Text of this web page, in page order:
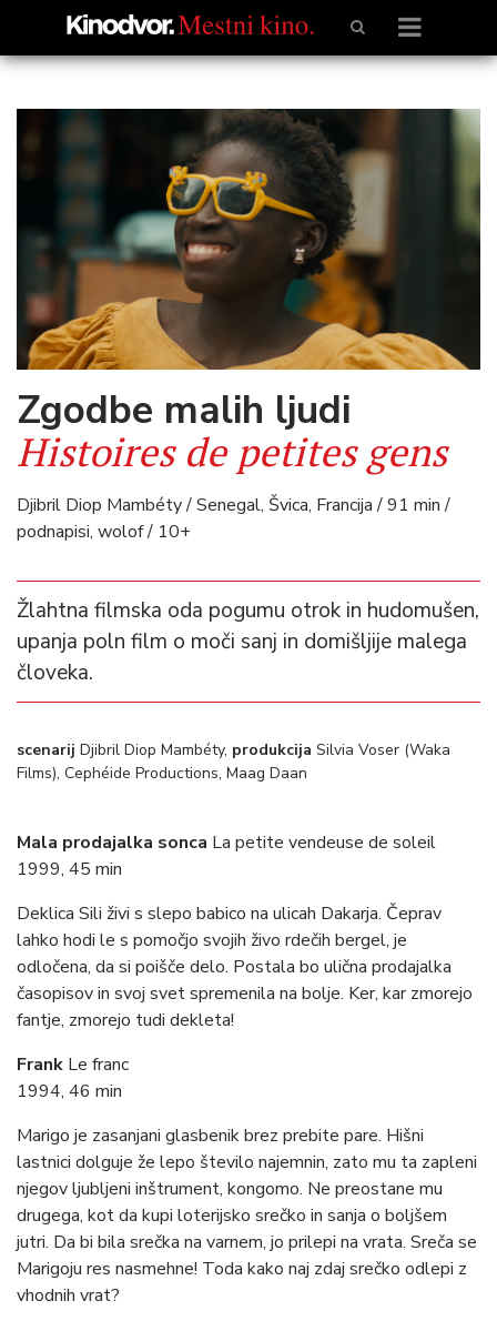
Zgodbe malih ljudi
Histoires de petites gens
Djibril Diop Mambéty / Senegal, Švica, Francija / 91 min /
podnapisi, wolof / 10+
Žlahtna filmska oda pogumu otrok in hudomušen,
upanja poln film o moči sanj in domišljije malega
človeka.
scenarij Djibril Diop Mambéty, produkcija Silvia Voser (Waka
Films), Cephéide Productions, Maag Daan
Mala prodajalka sonca La petite vendeuse de soleil
1999, 45 min
Deklica Sili živi s slepo babico na ulicah Dakarja. Čeprav
lahko hodi le s pomočjo svojih živo rdečih bergel, je
odločena, da si poišče delo. Postala bo ulična prodajalka
časopisov in svoj svet spremenila na bolje. Ker, kar zmorejo
fantje, zmorejo tudi dekleta!
Frank Le franc
1994, 46 min
Marigo je zasanjani glasbenik brez prebite pare. Hišni
lastnici dolguje že lepo število najemnin, zato mu ta zapleni
njegov ljubljeni inštrument, kongomo. Ne preostane mu
drugega, kot da kupi loterijsko srečko in sanja o boljšem
jutri. Da bi bila srečka na varnem, jo prilepi na vrata. Sreča se
Marigoju res nasmehne! Toda kako naj zdaj srečko odlepi z
vhodnih vrat?